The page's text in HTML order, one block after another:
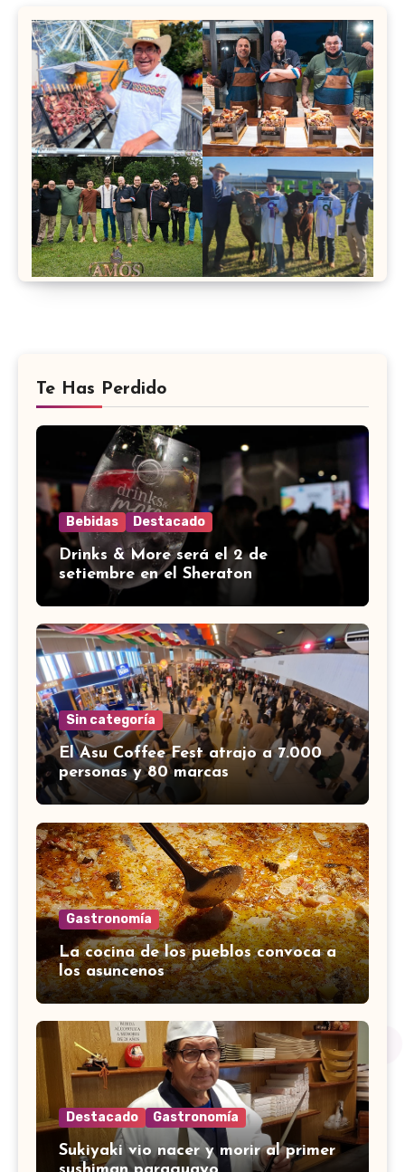
Te Has Perdido
Bebidas Destacado
Drinks & More será el 2 de
setiembre en el Sheraton
Sin categoría
El Asu Coffee Fest atrajo a 7.000
personas y 80 marcas
Gastronomía
La cocina de los pueblos convoca a
los asuncenos
Destacado Gastronomía
Sukiyaki vio nacer y morir al primer